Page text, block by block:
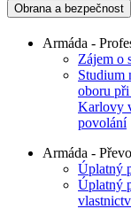
Obrana a bezpečnost
Armáda -
Zájem o
Studium
oboru
Karlovy
povolání
Armáda -
Úplatný
Úplatný